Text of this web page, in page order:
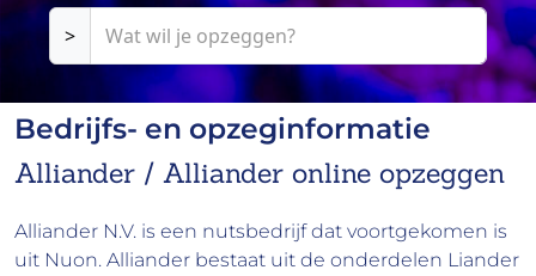
>
Bedrijfs- en opzeginformatie
Alliander / Alliander online opzeggen
Alliander N.V. is een nutsbedrijf dat voortgekomen is
uit Nuon. Alliander bestaat uit de onderdelen Liander